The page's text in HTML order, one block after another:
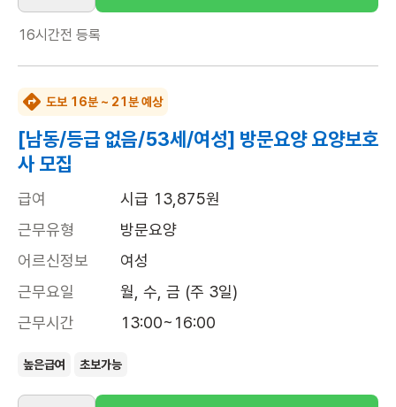
16시간전 등록
도보 16분 ~ 21분 예상
[남동/등급 없음/53세/여성] 방문요양 요양보호
사 모집
급여
시급 13,875원
근무유형
방문요양
어르신정보
여성
근무요일
월, 수, 금 (주 3일)
근무시간
13:00~16:00
높은급여 초보가능